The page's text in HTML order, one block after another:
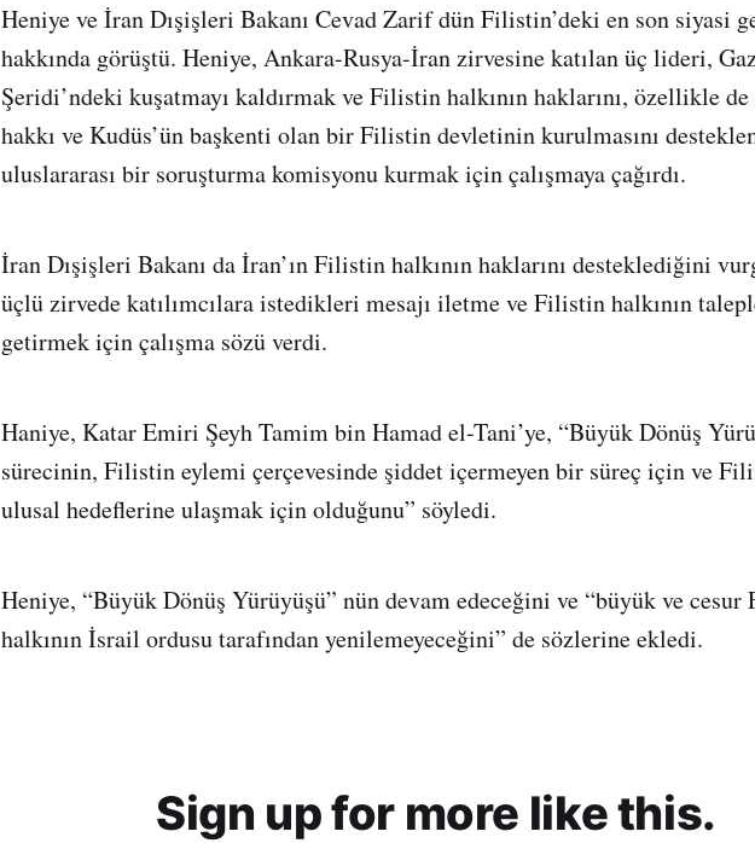
Heniye ve İran Dışişleri Bakanı Cevad Zarif dün Filistin’deki en son siyasi
hakkında görüştü. Heniye, Ankara-Rusya-İran zirvesine katılan üç lideri,
Şeridi’ndeki kuşatmayı kaldırmak ve Filistin halkının haklarını, özellikle de
hakkı ve Kudüs’ün başkenti olan bir Filistin devletinin kurulmasını
uluslararası bir soruşturma komisyonu kurmak için çalışmaya çağırdı.
İran Dışişleri Bakanı da İran’ın Filistin halkının haklarını desteklediğini
üçlü zirvede katılımcılara istedikleri mesajı iletme ve Filistin halkının
getirmek için çalışma sözü verdi.
Haniye, Katar Emiri Şeyh Tamim bin Hamad el-Tani’ye, “Büyük Dönüş
sürecinin, Filistin eylemi çerçevesinde şiddet içermeyen bir süreç için ve
ulusal hedeflerine ulaşmak için olduğunu” söyledi.
Heniye, “Büyük Dönüş Yürüyüşü” nün devam edeceğini ve “büyük ve
halkının İsrail ordusu tarafından yenilemeyeceğini” de sözlerine ekledi.
Sign up for more like this.